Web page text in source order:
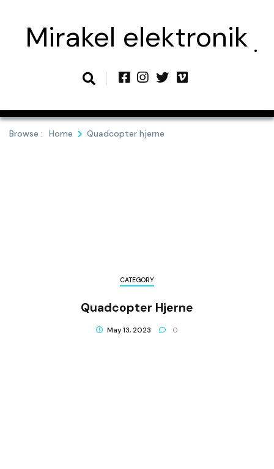
contentMirakel elektronik
Browse : Home Quadcopter hjerne
CATEGORY
Quadcopter Hjerne
May 13, 2023 0